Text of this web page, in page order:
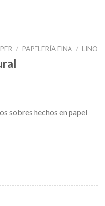
/ PAPELERÍA FINA / LINO
sobres hechos en papel